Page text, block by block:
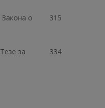
Закона о
315
за
334